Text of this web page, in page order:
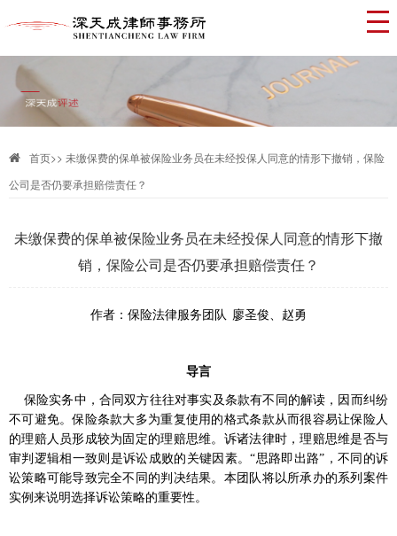
首页>> 未缴保费的保单被保险业务员在未经投保人同意的情形下撤销，保险
公司是否仍要承担赔偿责任？
未缴保费的保单被保险业务员在未经投保人同意的情形下撤
销，保险公司是否仍要承担赔偿责任？
作者： 保险法律服务团队 廖圣俊、赵勇
导言
保险实务中，合同双方往往对事实及条款有不同的解读，因而纠纷
不可避免。保险条款大多为重复使用的格式条款从而很容易让保险人
的理赔人员形成较为固定的理赔思维。诉诸法律时，理赔思维是否与
审判逻辑相一致则是诉讼成败的关键因素。“思路即出路”，不同的诉
讼策略可能导致完全不同的判决结果。本团队将以所承办的系列案件
实例来说明选择诉讼策略的重要性。